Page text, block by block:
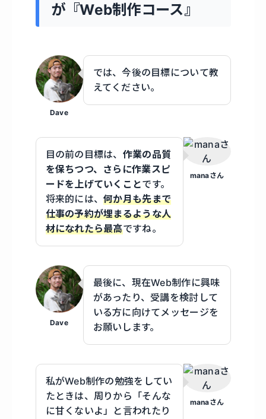
が『Web制作コース』
Dave
では、今後の目標について教
えてください。
manaさん
目の前の目標は、 作業の品質
を保ちつつ、さらに作業スピ
ードを上げていくことです。
将来的には、何か月も先まで
仕事の予約が埋まるような人
材になれたら最高ですね。
Dave
最後に、現在Web制作に興味
があったり、受講を検討して
いる方に向けてメッセージを
お願いします。
manaさん
私がWeb制作の勉強をしてい
たときは、周りから「そんな
に甘くないよ」と言われたり